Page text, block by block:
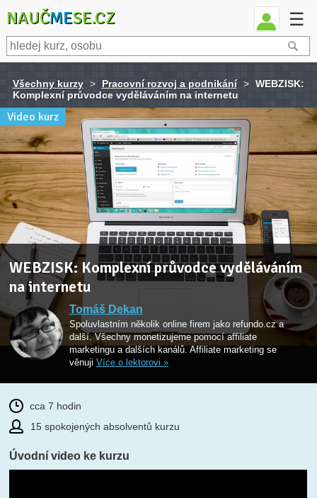
NAUČMESE.CZ ☰
Všechny kurzy > Pracovní rozvoj a podnikání > WEBZISK:
Komplexní průvodce vyděláváním na internetu
Video kurz
WEBZISK: Komplexní průvodce vyděláváním
na internetu
Tomáš Dekan
Spoluvlastním několik online firem jako refundo.cz a
další. Všechny monetizujeme pomocí affiliate
marketingu a dalších kanálů. Affiliate marketing se
věnuji Více o lektorovi »
cca 7 hodin
15 spokojených absolventů kurzu
Úvodní video ke kurzu